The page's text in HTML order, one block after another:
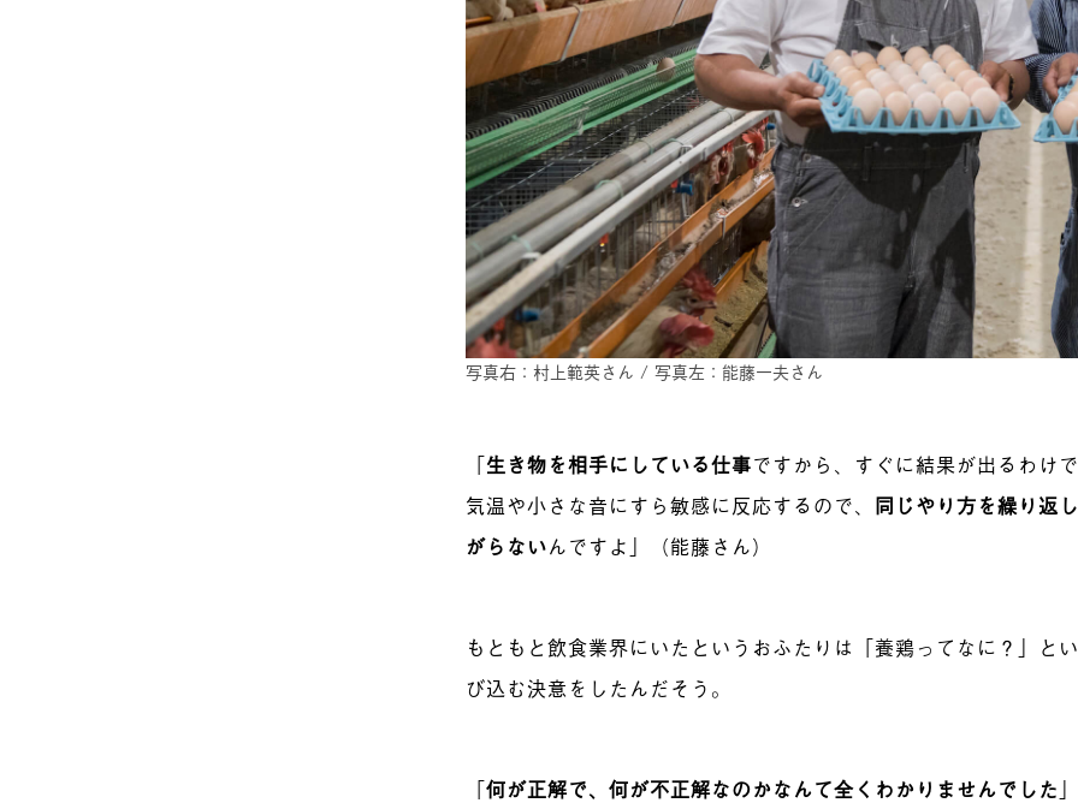
写真右：村上範英さん / 写真左：能藤一夫さん
「生き物を相手にしている仕事ですから、すぐに結果が出るわけ
気温や小さな音にすら敏感に反応するので、 同じやり方を繰り返
がらないんですよ」（能藤さん）
もともと飲食業界にいたというおふたりは「養鶏ってなに？」と
び込む決意をしたんだそう。
「何が正解で、何が不正解なのかなんて全くわかりませんでした